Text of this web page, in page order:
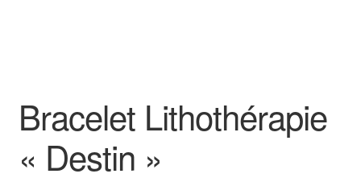
Bracelet Lithothérapie
« Destin »